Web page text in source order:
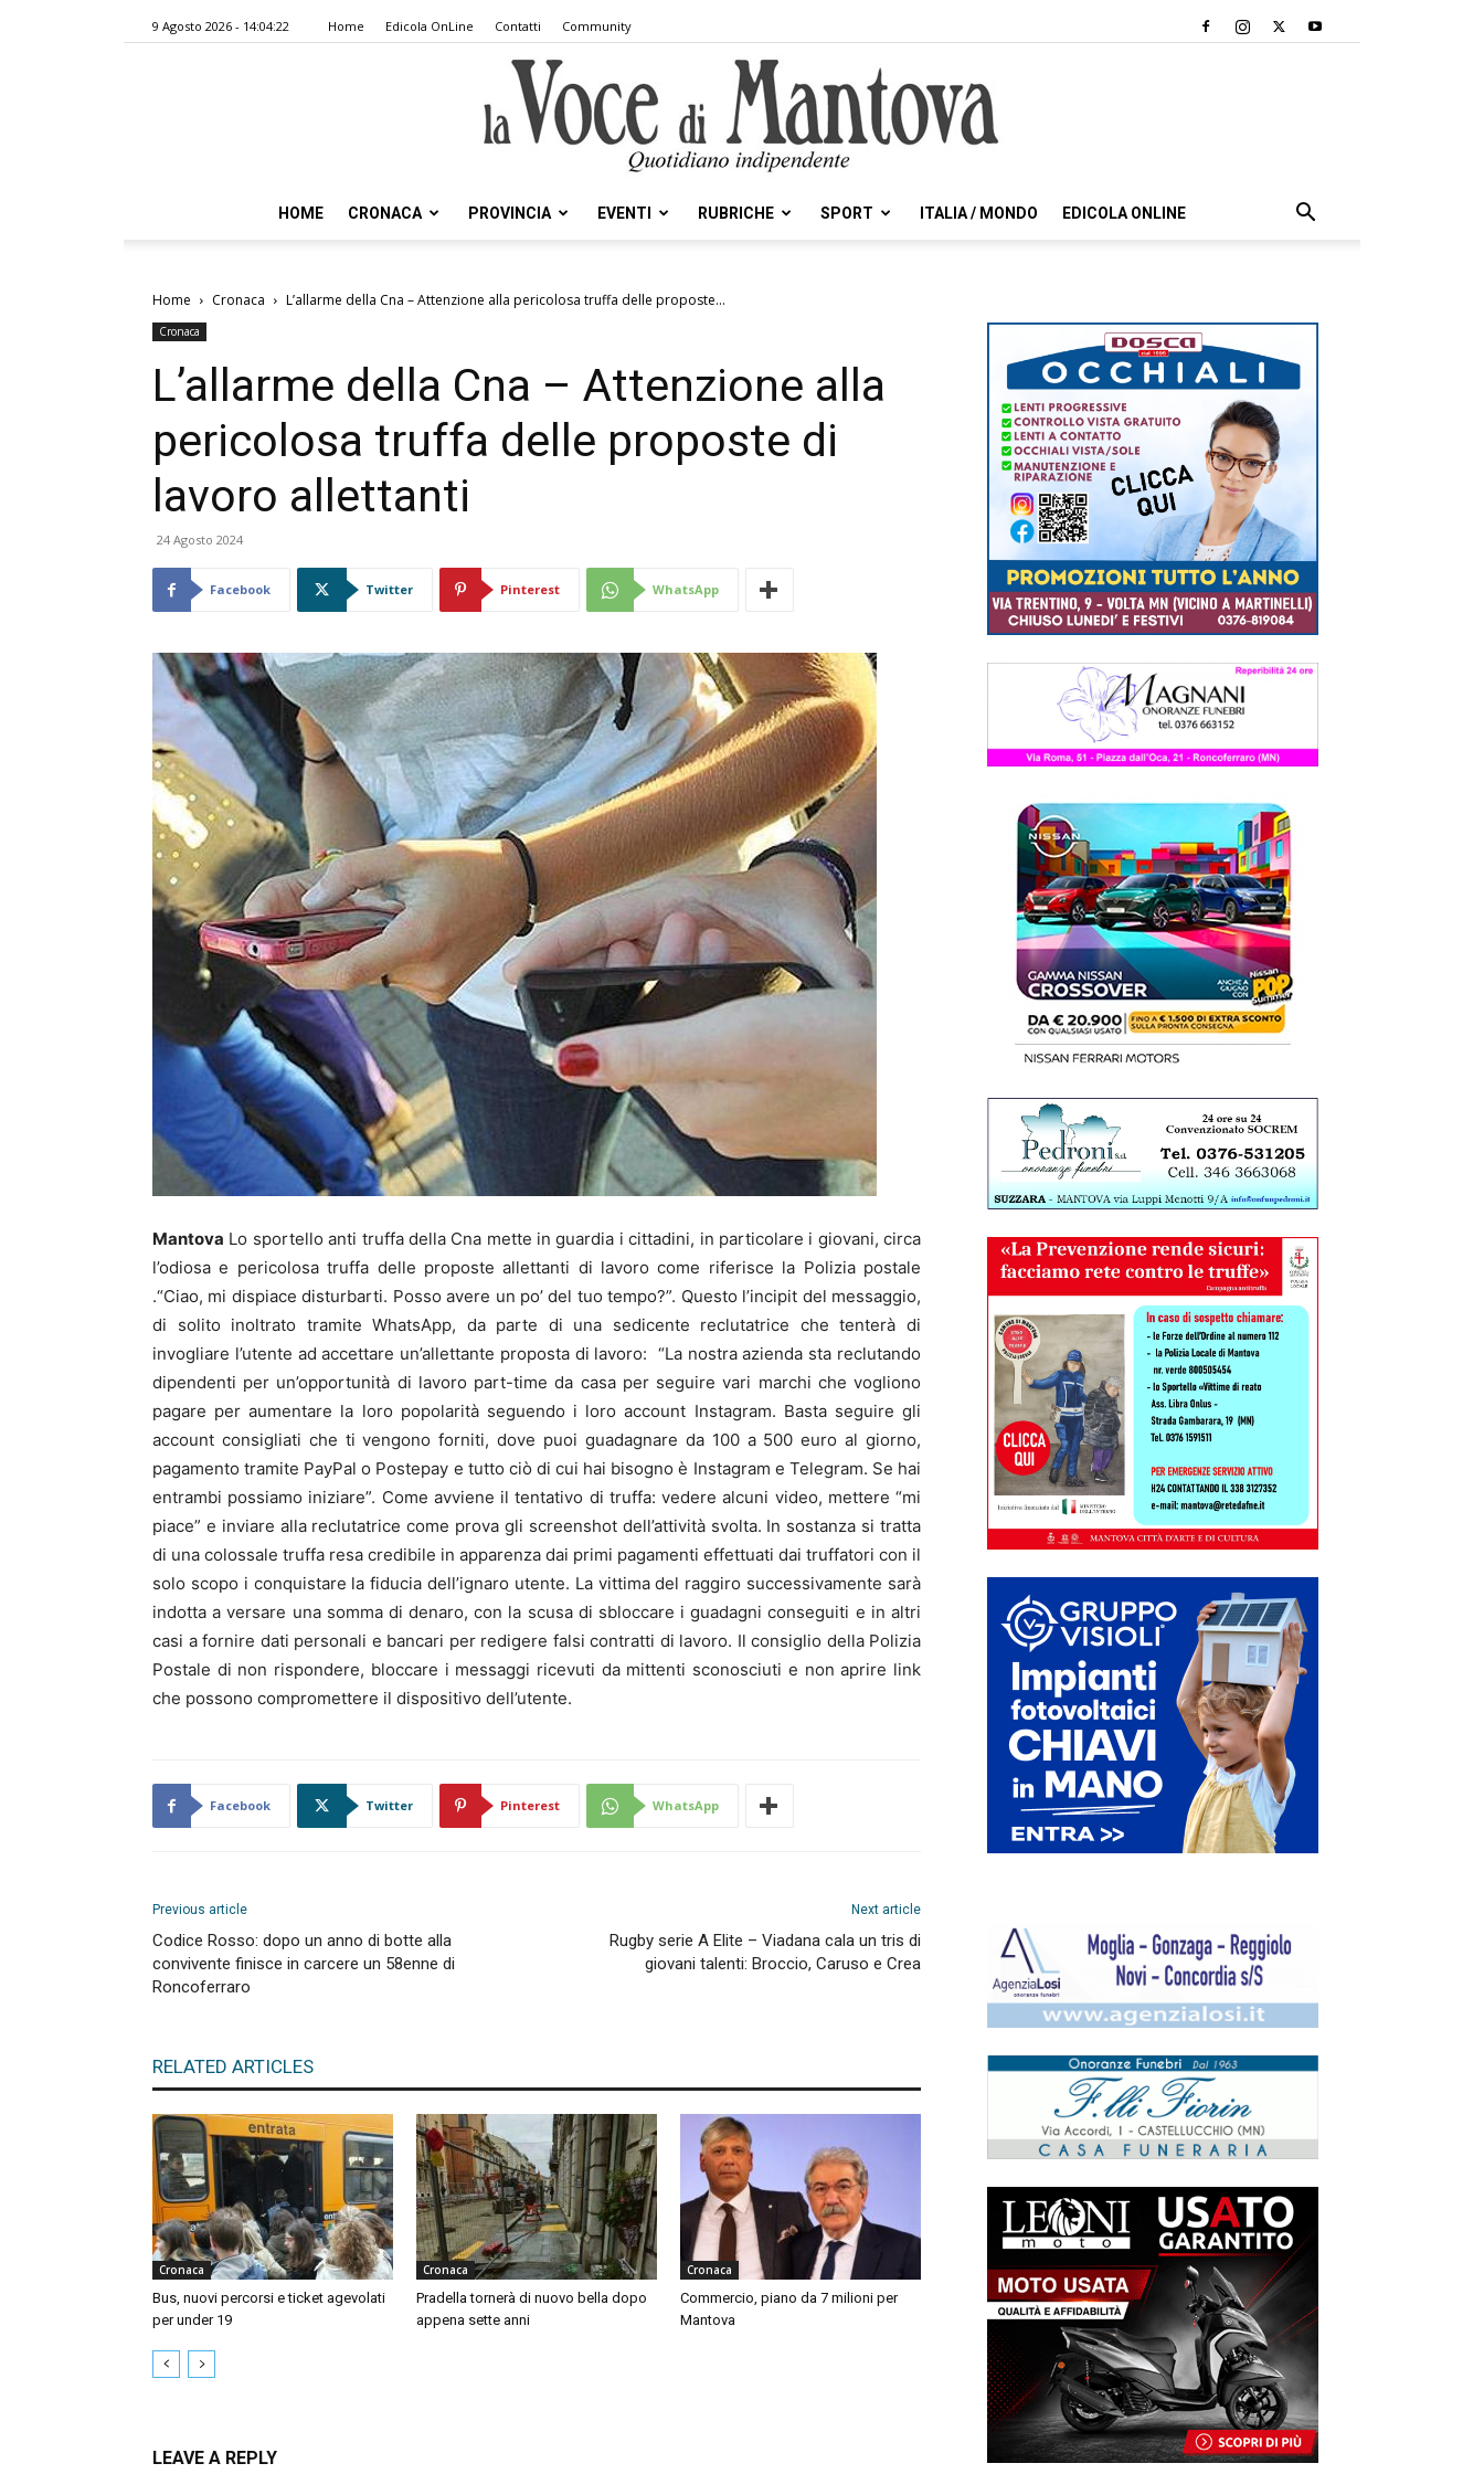
9 Agosto 2026 - 14:04:22 Home Edicola OnLine Contatti Community
Voce
Mantova
HOME CRONACA PROVINCIA EVENTI RUBRICHE SPORT ITALIA / MONDO EDICOLA ONLINE
Home Cronaca L’allarme della Cna – Attenzione alla pericolosa truffa delle proposte...
Cronaca
L’allarme della Cna – Attenzione alla
pericolosa truffa delle proposte di
lavoro allettanti
24 Agosto 2024
Facebook Twitter Pinterest WhatsApp
Mantova Lo sportello anti truffa della Cna mette in guardia i cittadini, in particolare i giovani, circa
l’odiosa e pericolosa truffa delle proposte allettanti di lavoro come riferisce la Polizia postale
.“Ciao, mi dispiace disturbarti. Posso avere un po’ del tuo tempo?”. Questo l’incipit del messaggio,
di solito inoltrato tramite WhatsApp, da parte di una sedicente reclutatrice che tenterà di
invogliare l’utente ad accettare un’allettante proposta di lavoro: “La nostra azienda sta reclutando
dipendenti per un’opportunità di lavoro part-time da casa per seguire vari marchi che vogliono
pagare per aumentare la loro popolarità seguendo i loro account Instagram. Basta seguire gli
account consigliati che ti vengono forniti, dove puoi guadagnare da 100 a 500 euro al giorno,
pagamento tramite PayPal o Postepay e tutto ciò di cui hai bisogno è Instagram e Telegram. Se hai
entrambi possiamo iniziare”. Come avviene il tentativo di truffa: vedere alcuni video, mettere “mi
piace” e inviare alla reclutatrice come prova gli screenshot dell’attività svolta. In sostanza si tratta
di una colossale truffa resa credibile in apparenza dai primi pagamenti effettuati dai truffatori con il
solo scopo i conquistare la fiducia dell’ignaro utente. La vittima del raggiro successivamente sarà
indotta a versare una somma di denaro, con la scusa di sbloccare i guadagni conseguiti e in altri
casi a fornire dati personali e bancari per redigere falsi contratti di lavoro. Il consiglio della Polizia
Postale di non rispondere, bloccare i messaggi ricevuti da mittenti sconosciuti e non aprire link
che possono compromettere il dispositivo dell’utente.
Facebook Twitter Pinterest WhatsApp
Previous article
Codice Rosso: dopo un anno di botte alla
convivente finisce in carcere un 58enne di
Roncoferraro
Next article
Rugby serie A Elite – Viadana cala un tris di
giovani talenti: Broccio, Caruso e Crea
RELATED ARTICLES
Cronaca
Bus, nuovi percorsi e ticket agevolati
per under 19
Cronaca
Pradella tornerà di nuovo bella dopo
appena sette anni
Cronaca
Commercio, piano da 7 milioni per
Mantova
LEAVE A REPLY